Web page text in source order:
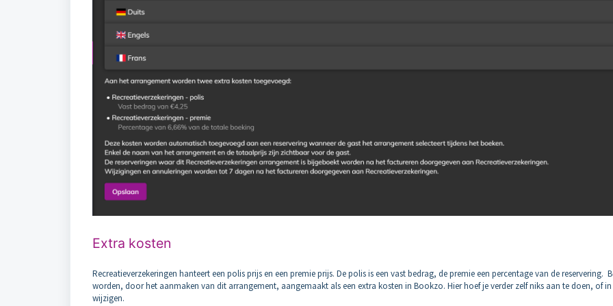
Extra kosten
Recreatieverzekeringen hanteert een polis prijs en een premie prijs. De polis is een vast bedrag, de premie een percentage van de reservering.
worden, door het aanmaken van dit arrangement, aangemaakt als een extra kosten in Bookzo. Hier hoef je verder zelf niks aan te doen, of
wijzigen.